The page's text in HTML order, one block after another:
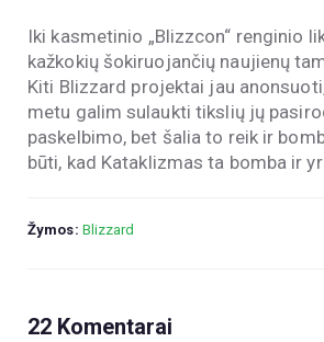
Iki kasmetinio „Blizzcon“ renginio
kažkokių šokiruojančių naujienų
Kiti Blizzard projektai jau
metu galim sulaukti tikslių jų
paskelbimo, bet šalia to reik ir
būti, kad Kataklizmas ta bomba ir
Žymos: Blizzard
22 Komentarai